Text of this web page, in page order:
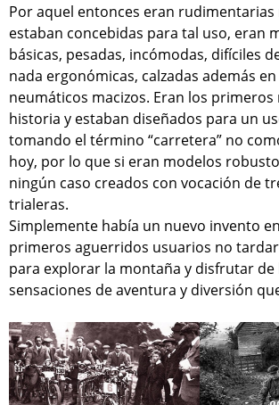
Por aquel entonces eran
estaban concebidas para tal uso, eran
básicas, pesadas, incómodas, difíciles
nada ergonómicas, calzadas además
neumáticos macizos. Eran los primeros
historia y estaban diseñados para un
tomando el término “carretera” no
hoy, por lo que si eran modelos
ningún caso creados con vocación de
trialeras.
Simplemente había un nuevo invento
primeros aguerridos usuarios no
para explorar la montaña y disfrutar de
sensaciones de aventura y diversión